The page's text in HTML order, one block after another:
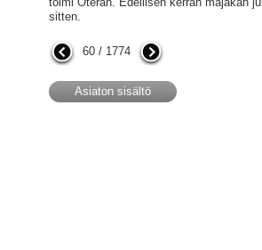
sitten.
60 / 1774
Asiaton sisältö